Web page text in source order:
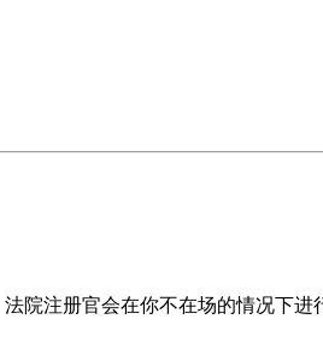
院注册官会在你不在场的情况下进